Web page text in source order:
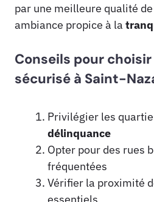
par une meilleure qualité de
ambiance propice à la
Conseils pour
sécurisé à Saint-
Privilégier les
délinquance
Opter pour des rues
fréquentées
Vérifier la proximité